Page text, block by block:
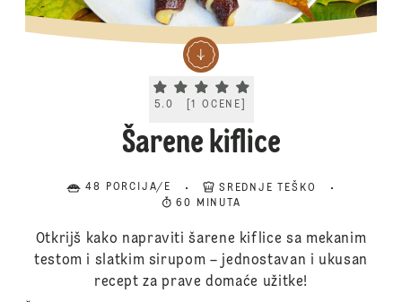
Current rating 5.0. Click to rate.
5.0 [1 OCENE
Šarene kiflice
48 PORCIJA/E
SREDNJE TEŠKO
60 MINUTA
Otkrijš kako napraviti šarene kiflice sa mekanim
testom i slatkim sirupom – jednostavan i ukusan
recept za prave domaće užitke!